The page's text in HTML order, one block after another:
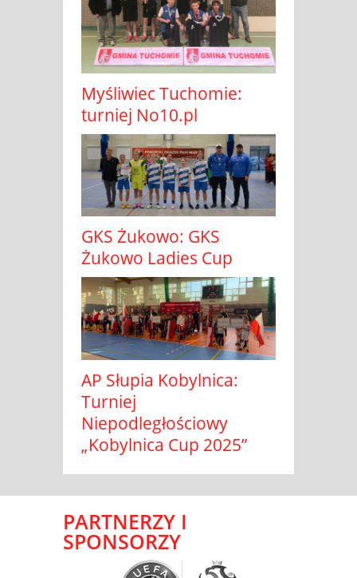
Myśliwiec Tuchomie:
turniej No10.pl
GKS Żukowo: GKS
Żukowo Ladies Cup
AP Słupia Kobylnica:
Turniej
Niepodległościowy
„Kobylnica Cup 2025”
PARTNERZY I
SPONSORZY